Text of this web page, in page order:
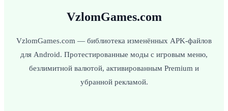
VzlomGames.com
VzlomGames.com — библиотека изменённых APK-файлов
для Android. Протестированные моды с игровым меню,
безлимитной валютой, активированным Premium и
убранной рекламой.